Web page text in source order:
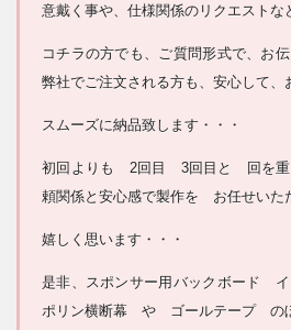
意戴く事や、仕様関係のリクエストな
コチラの方でも、ご質問形式で、お
弊社でご注文される方も、安心して、
スムーズに納品致します・・・
初回よりも 2回目 3回目と 回を重
頼関係と安心感で製作を お任せいた
嬉しく思います・・・
是非、スポンサー用バックボード
ポリン横断幕 や ゴールテープ の